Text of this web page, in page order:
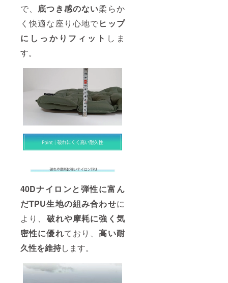
で、 底つき感のない柔らか
く快適な座り心地でヒップ
にしっかりフィット しま
す。
40Dナイロンと弾性に富ん
だTPU生地の組み合わせに
より、 破れや摩耗に強く気
密性に優れており、高い耐
久性を維持します。